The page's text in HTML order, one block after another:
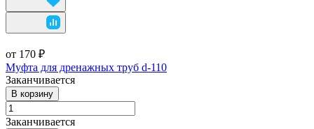
от 170 ₽
Муфта для дренажных труб d-110
Заканчивается
В корзину
Заканчивается